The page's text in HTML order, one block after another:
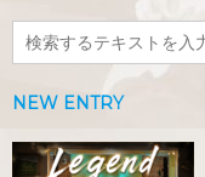
NEW ENTRY